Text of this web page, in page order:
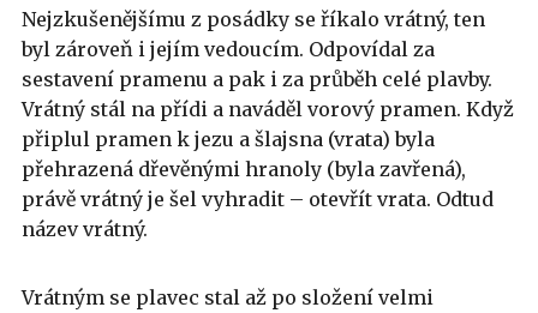
Nejzkušenějšímu z posádky se říkalo vrátný, ten
byl zároveň i jejím vedoucím. Odpovídal za
sestavení pramenu a pak i za průběh celé plavby.
Vrátný stál na přídi a naváděl vorový pramen. Když
připlul pramen k jezu a šlajsna (vrata) byla
přehrazená dřevěnými hranoly (byla zavřená),
právě vrátný je šel vyhradit – otevřít vrata. Odtud
název vrátný.
Vrátným se plavec stal až po složení velmi